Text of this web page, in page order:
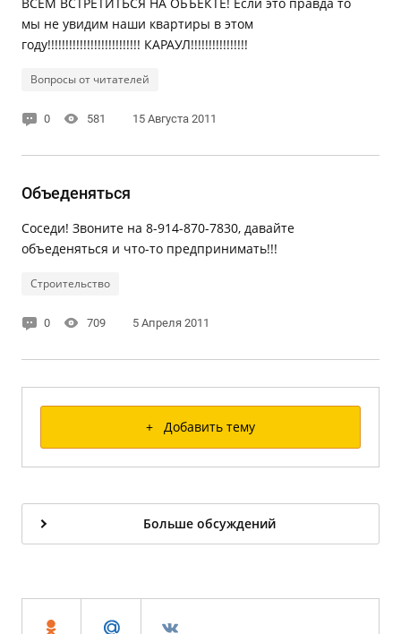
мы не увидим наши квартиры в этом
году!!!!!!!!!!!!!!!!!!!!!!!!!! КАРАУЛ!!!!!!!!!!!!!!!!
Вопросы от читателей
0 581 15 Августа 2011
Объеденяться
Соседи! Звоните на 8-914-870-7830, давайте
объеденяться и что-то предпринимать!!!
Строительство
0 709 5 Апреля 2011
+ Добавить тему
Больше обсуждений